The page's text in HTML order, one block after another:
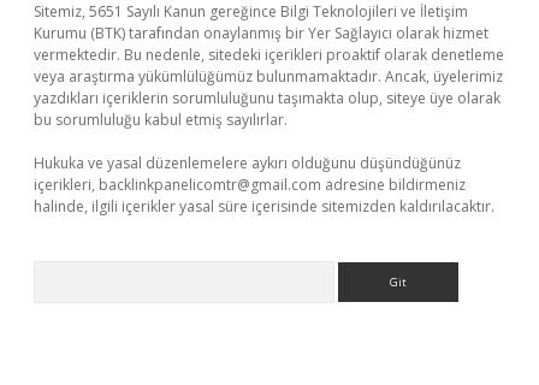
Sitemiz, 5651 Sayılı Kanun gereğince Bilgi Teknolojileri ve İletişim
Kurumu (BTK) tarafından onaylanmış bir Yer Sağlayıcı olarak hizmet
vermektedir. Bu nedenle, sitedeki içerikleri proaktif olarak denetleme
veya araştırma yükümlülüğümüz bulunmamaktadır. Ancak, üyelerimiz
yazdıkları içeriklerin sorumluluğunu taşımakta olup, siteye üye olarak
bu sorumluluğu kabul etmiş sayılırlar.
Hukuka ve yasal düzenlemelere aykırı olduğunu düşündüğünüz
içerikleri, backlinkpanelicomtr@gmail.com adresine bildirmeniz
halinde, ilgili içerikler yasal süre içerisinde sitemizden kaldırılacaktır.